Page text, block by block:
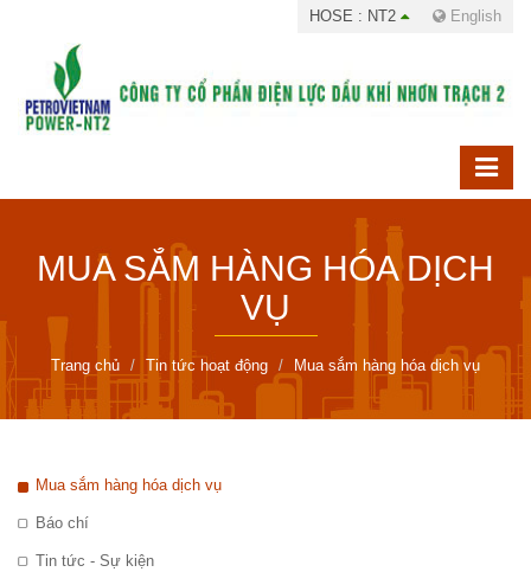
HOSE : NT2 English
MUA SẮM HÀNG HÓA DỊCH
VỤ
Trang chủ Tin tức hoạt động Mua sắm hàng hóa dịch vụ
Mua sắm hàng hóa dịch vụ
Báo chí
Tin tức - Sự kiện